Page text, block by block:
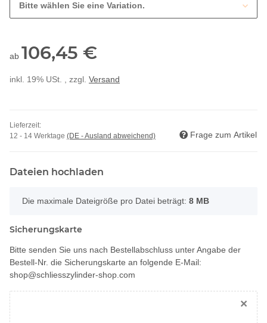
Bitte wählen Sie eine Variation.
ab 106,45 €
inkl. 19% USt. , zzgl. Versand
Lieferzeit:
12 - 14 Werktage (DE - Ausland abweichend) Frage zum Artikel
Dateien hochladen
x
Die maximale Dateigröße pro Datei beträgt: 8 MB
Sicherungskarte
Bitte senden Sie uns nach Bestellabschluss unter Angabe der
Bestell-Nr. die Sicherungskarte an folgende E-Mail:
shop@schliesszylinder-shop.com
×